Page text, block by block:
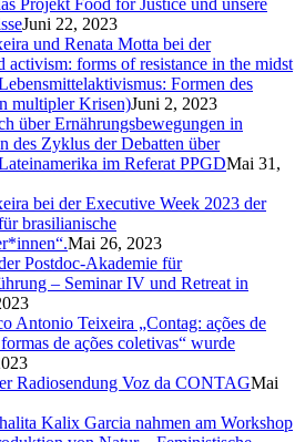
Juni 22, 2023
und Renata Motta bei der
activism: forms of resistance in the midst
Formen des
multipler Krisen)Juni 2, 2023
über Ernährungsbewegungen in
des Zyklus der Debatten über
im Referat PPGDMai 31,
bei der Executive Week 2023 der
brasilianische
Mai 26, 2023
Postdoc-Akademie für
– Seminar IV und Retreat in
Antonio Teixeira „Contag: ações de
de ações coletivas“ wurde
Radiosendung Voz da CONTAGMai
Kalix Garcia nahmen am Workshop